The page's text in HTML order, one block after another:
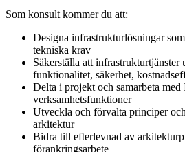
Som konsult kommer du att:
Designa infrastrukturlösningar
tekniska krav
Säkerställa att
funktionalitet, säkerhet,
Delta i projekt och samarbeta med
verksamhetsfunktioner
Utveckla och förvalta principer
arkitektur
Bidra till efterlevnad av
förankringsarbete